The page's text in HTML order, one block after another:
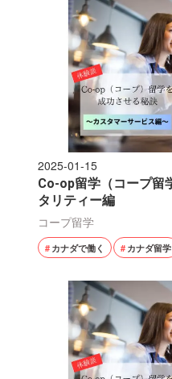
2025-01-15
Co-op留学（コープ留
タリティー編
コープ留学
カナダで働く カナダ留学